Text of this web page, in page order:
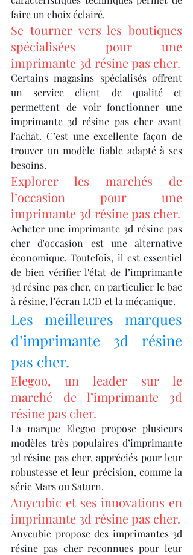
faire un choix éclairé.
Se tourner vers les boutiques
spécialisées pour une
imprimante 3d résine pas cher.
Certains magasins spécialisés offrent
un service client de qualité et
permettent de voir fonctionner une
imprimante 3d résine pas cher avant
l'achat. C’est une excellente façon de
trouver un modèle fiable adapté à ses
besoins.
Explorer les marchés de
l’occasion pour une
imprimante 3d résine pas cher.
Acheter une imprimante 3d résine pas
cher d'occasion est une alternative
économique. Toutefois, il est essentiel
de bien vérifier l'état de l’imprimante
3d résine pas cher, en particulier le bac
à résine, l’écran LCD et la mécanique.
Les meilleures marques
d’imprimante 3d résine
pas cher.
Elegoo, un leader sur le
marché de l’imprimante 3d
résine pas cher.
La marque Elegoo propose plusieurs
modèles très populaires d’imprimante
3d résine pas cher, appréciés pour leur
robustesse et leur précision, comme la
série Mars ou Saturn.
Anycubic et ses innovations en
imprimante 3d résine pas cher.
Anycubic propose des imprimantes 3d
résine pas cher reconnues pour leur